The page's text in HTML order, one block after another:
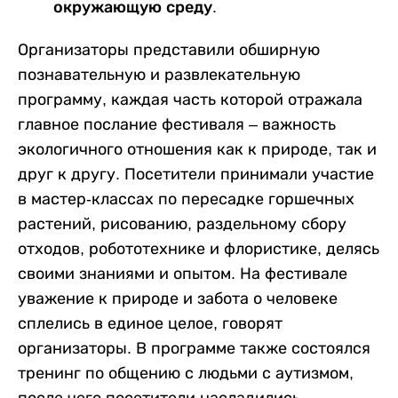
окружающую среду.
Организаторы представили обширную
познавательную и развлекательную
программу, каждая часть которой отражала
главное послание фестиваля – важность
экологичного отношения как к природе, так и
друг к другу. Посетители принимали участие
в мастер-классах по пересадке горшечных
растений, рисованию, раздельному сбору
отходов, робототехнике и флористике, делясь
своими знаниями и опытом. На фестивале
уважение к природе и забота о человеке
сплелись в единое целое, говорят
организаторы. В программе также состоялся
тренинг по общению с людьми с аутизмом,